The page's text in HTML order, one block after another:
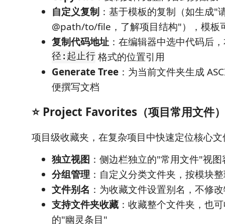
自定义复制 ：基于模板的复制（如生成"
@path/to/file，了解项目结构"），模板
复制代码地址 ：在编辑器中选中代码后
径:起止行格式的位置引用
Generate Tree ：为当前文件夹生成
便撰写文档
⭐ Project Favorites（项目常用文件）
项目级收藏夹，在复杂项目中快速定位核心
独立视图 ：侧边栏独立的"常用文件"视图
分组管理 ：自定义分类文件夹，按模块
文件别名 ：为收藏文件设置别名，不修
支持文件夹收藏 ：收藏整个文件夹，也
的"幽灵条目"